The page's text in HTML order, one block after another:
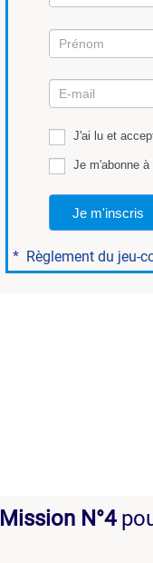
J'ai lu et
Je m'abonne
Je m'inscris
* Règlement du jeu-
Mission N°4